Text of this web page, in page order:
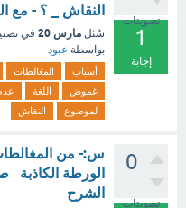
تصويتات
1
إجابة
النقاش _ ؟ - مع
سُئل مارس 20 في
بواسطة عبود
أسباب المغالطات
غموض
اللغة
لموضوع
النقاش
0
تصويتات
س:- من
الورطة
الشرح